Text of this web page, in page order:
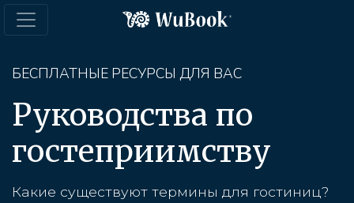
БЕСПЛАТНЫЕ РЕСУРСЫ ДЛЯ ВАС
Руководства по
гостеприимству
Какие существуют термины для гостиниц?